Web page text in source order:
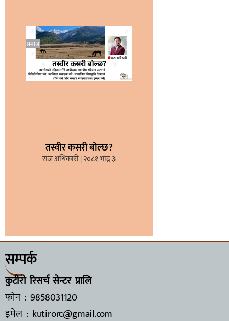
तस्वीर कसरी बोल्छ?
राज अधिकारी २०८१ भाद्र ३
सम्पर्क
कुटीरो रिसर्च सेन्टर प्रालि
फोन : 9858031120
इमेल : kutirorc@gmail.com